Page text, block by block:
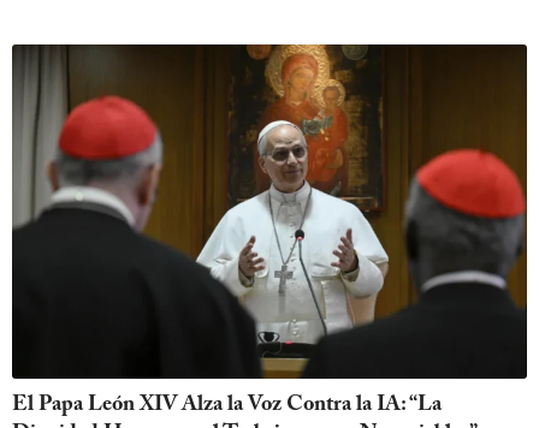
El Papa León XIV Alza la Voz Contra la IA: “La